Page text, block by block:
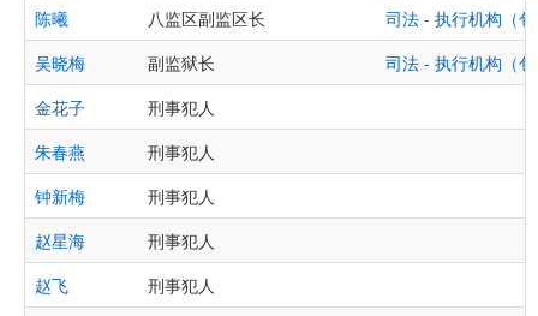
陈曦
八监区副监区长
司法 - 执行机构（
吴晓梅
副监狱长
司法 - 执行机构（
金花子
刑事犯人
朱春燕
刑事犯人
钟新梅
刑事犯人
赵星海
刑事犯人
赵飞
刑事犯人